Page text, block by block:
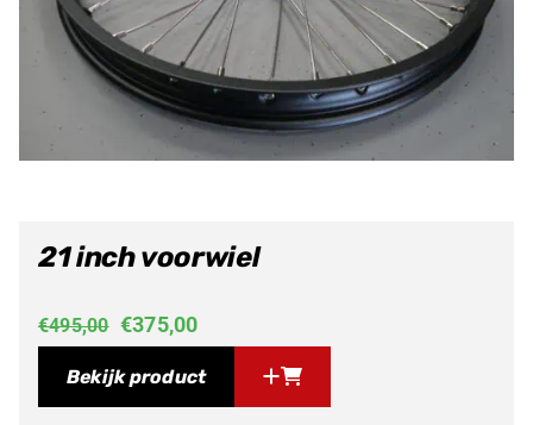
21 inch voorwiel
€495,00 Oorspronkelijke
prijs
was:
€375,00Huidige
prijs
is:
Bekijk product